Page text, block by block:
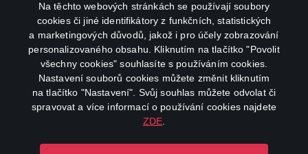
Na těchto webových stránkách se používají soubory
cookies či jiné identifikátory z funkčních, statistických
a marketingových důvodů, jakož i pro účely zobrazování
personalizovaného obsahu. Kliknutím na tlačítko "Povolit
všechny cookies" souhlasíte s používáním cookies.
Nastavení souborů cookies můžete změnit kliknutím
na tlačítko "Nastavení". Svůj souhlas můžete odvolat či
spravovat a více informací o používání cookies najdete
ZDE
facebookinstagram
youtube